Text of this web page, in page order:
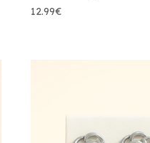
12.99€